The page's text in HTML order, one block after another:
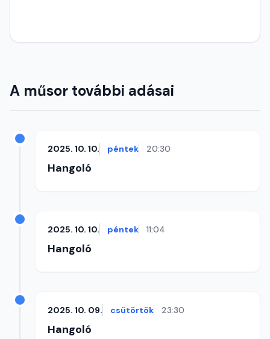
A műsor további adásai
2025. 10. 10. péntek 20:30
Hangoló
2025. 10. 10. péntek 11:04
Hangoló
2025. 10. 09. csütörtök 23:30
Hangoló